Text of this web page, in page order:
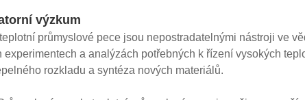
výzkum
průmyslové pece jsou nepostradatelnými nástroji ve
experimentech a analýzách potřebných k řízení vysokých
rozkladu a syntéza nových materiálů.